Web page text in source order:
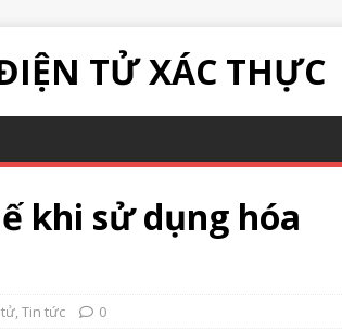
TỬ XÁC THỰC
khi sử dụng hóa
,Tin tức 0